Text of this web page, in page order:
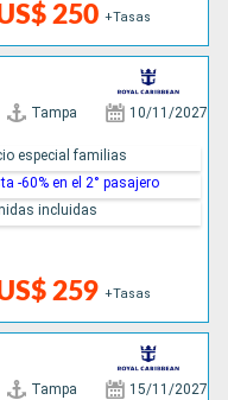
250 +Tasas
Tampa 10/11/2027
259 +Tasas
especial familias
-60% en el 2° pasajero
incluidas
Tampa 15/11/2027